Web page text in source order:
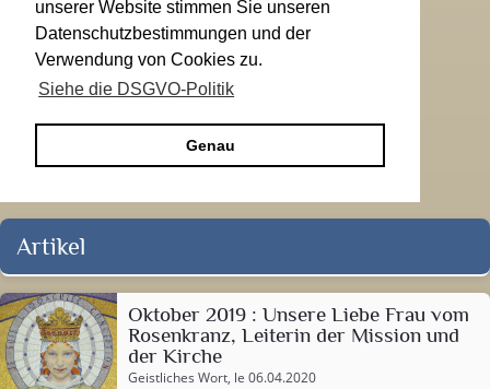
unserer Website stimmen Sie unseren
Datenschutzbestimmungen und der
Verwendung von Cookies zu.
Siehe die DSGVO-Politik
Genau
Artikel
Oktober 2019 : Unsere Liebe Frau vom
Rosenkranz, Leiterin der Mission und
der Kirche
Geistliches Wort, le 06.04.2020